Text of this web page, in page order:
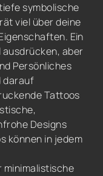
symbolische
viel über deine
Ein
aber
Persönliches
darauf
Tattoos
Designs
können in jedem